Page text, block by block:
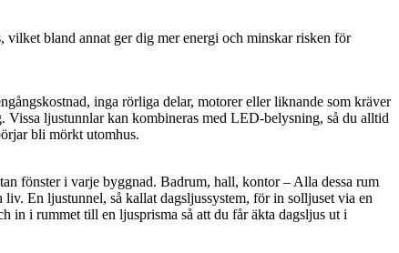
vilket bland annat ger dig mer energi och minskar risken för
inga rörliga delar, motorer eller liknande som kräver
Vissa ljustunnlar kan kombineras med LED-belysning, så du alltid
bli mörkt utomhus.
fönster i varje byggnad. Badrum, hall, kontor – Alla dessa rum
liv. En ljustunnel, så kallat dagsljussystem, för in solljuset via en
in i rummet till en ljusprisma så att du får äkta dagsljus ut i